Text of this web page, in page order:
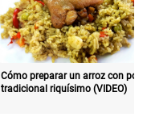
Cómo preparar un arroz con pollo
tradicional riquísimo (VIDEO)